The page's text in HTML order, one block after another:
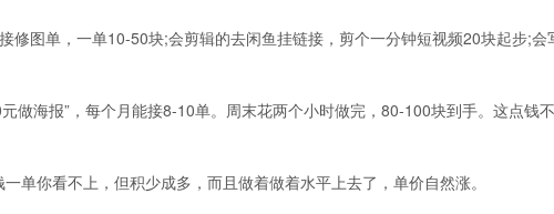
图单，一单10-50块;会剪辑的去闲鱼挂链接，剪个一分钟短视频20块起步;会
海报”，每个月能接8-10单。周末花两个小时做完，80-100块到手。这点钱
你看不上，但积少成多，而且做着做着水平上去了，单价自然涨。